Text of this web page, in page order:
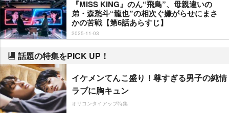
『MISS KING』のん“飛鳥”、母親違いの
弟・森愁斗“龍也”の相次ぐ嫌がらせにまさ
かの苦戦【第6話あらすじ】
2025-11-03
話題の特集をPICK UP！
イケメンてんこ盛り！尊すぎる男子の純情
ラブに胸キュン
オリコンタイアップ特集